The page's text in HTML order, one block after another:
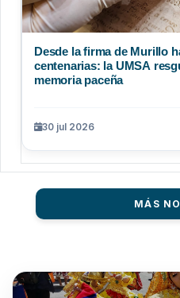
Desde la firma de Murillo
centenarias: la UMSA
memoria paceña
30 jul 2026
MÁS